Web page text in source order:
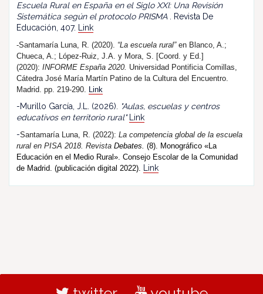
Escuela Rural en España en el Siglo XXI: Una Revisión
Sistemática según el protocolo PRISMA . Revista De
Educación, 407.
Link
-Santamaría Luna, R. (2020). “La escuela rural”en Blanco, A.;
Chueca, A.; López-Ruiz, J.A. y Mora, S. [Coord. y Ed.]
(2020): INFORME España 2020. Universidad Pontificia Comillas,
Cátedra José María Martín Patino de la Cultura del Encuentro.
Madrid. pp. 219-290. Link
-Murillo García, J.L. (2026).
"Aulas, escuelas y centros
educativos en territorio rural"
Link
-Santamaría Luna, R. (2022): La competencia global de la escuela
rural en PISA 2018. Revista Debates. (8). Monográfico «La
Educación en el Medio Rural». Consejo Escolar de la Comunidad
de Madrid. (publicación digital 2022).
Link